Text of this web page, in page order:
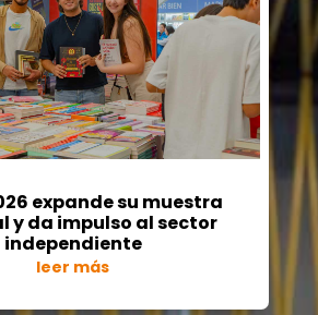
expande su muestra
y da impulso al sector
independiente
leer más